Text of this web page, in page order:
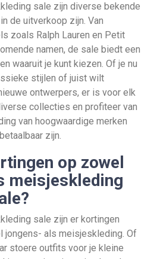
sale zijn diverse bekende
de uitverkoop zijn. Van
zoals Ralph Lauren en Petit
namen, de sale biedt een
waaruit je kunt kiezen. Of je nu
stijlen of juist wilt
ontwerpers, er is voor elk
collecties en profiteer van
van hoogwaardige merken
zijn.
op zowel
meisjeskleding
sale zijn er kortingen
jongens- als meisjeskleding. Of
stoere outfits voor je kleine